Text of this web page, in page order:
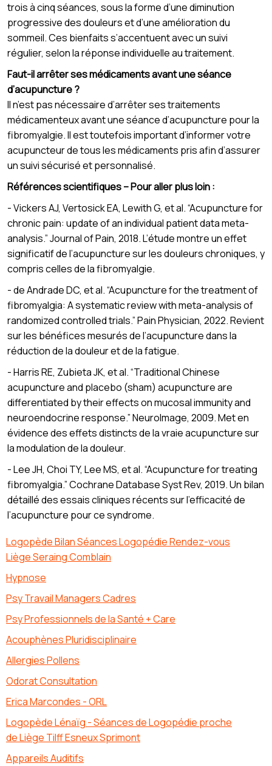
trois à cinq séances, sous la forme d’une diminution
progressive des douleurs et d’une amélioration du
sommeil. Ces bienfaits s’accentuent avec un suivi
régulier, selon la réponse individuelle au traitement.
Faut-il arrêter ses médicaments avant une séance
d’acupuncture ?
Il n’est pas nécessaire d’arrêter ses traitements
médicamenteux avant une séance d’acupuncture pour la
fibromyalgie. Il est toutefois important d’informer votre
acupuncteur de tous les médicaments pris afin d’assurer
un suivi sécurisé et personnalisé.
Références scientifiques – Pour aller plus loin :
- Vickers AJ, Vertosick EA, Lewith G, et al. “Acupuncture for
chronic pain: update of an individual patient data meta-
analysis.” Journal of Pain, 2018. L’étude montre un effet
significatif de l’acupuncture sur les douleurs chroniques, y
compris celles de la fibromyalgie.
- de Andrade DC, et al. “Acupuncture for the treatment of
fibromyalgia: A systematic review with meta-analysis of
randomized controlled trials.” Pain Physician, 2022. Revient
sur les bénéfices mesurés de l’acupuncture dans la
réduction de la douleur et de la fatigue.
- Harris RE, Zubieta JK, et al. “Traditional Chinese
acupuncture and placebo (sham) acupuncture are
differentiated by their effects on mucosal immunity and
neuroendocrine response.” NeuroImage, 2009. Met en
évidence des effets distincts de la vraie acupuncture sur
la modulation de la douleur.
- Lee JH, Choi TY, Lee MS, et al. “Acupuncture for treating
fibromyalgia.” Cochrane Database Syst Rev, 2019. Un bilan
détaillé des essais cliniques récents sur l’efficacité de
l’acupuncture pour ce syndrome.
Logopède Bilan Séances Logopédie Rendez-vous
Liège Seraing Comblain
Hypnose
Psy Travail Managers Cadres
Psy Professionnels de la Santé + Care
Acouphènes Pluridisciplinaire
Allergies Pollens
Odorat Consultation
Erica Marcondes - ORL
Logopède Lénaïg - Séances de Logopédie proche
de Liège Tilff Esneux Sprimont
Appareils Auditifs